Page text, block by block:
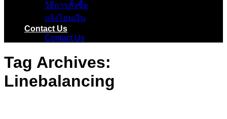
ไม่มีสินค้าในตะกร้า
วิธีการสั้งซื้อ
แจ้งโอนเงิน
Contact Us
Contact Us
Tag Archives:
Linebalancing